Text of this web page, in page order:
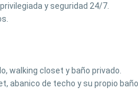
y seguridad 24/7.
walking closet y baño privado.
abanico de techo y su propio